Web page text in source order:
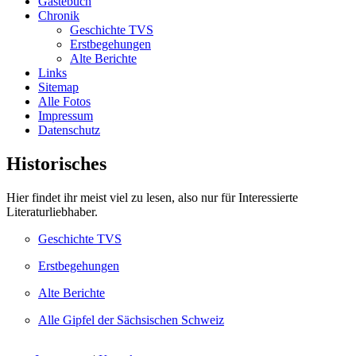
freuen.
Link zum Gästebuch
Aktivitäten
100 Jahre TVS 1914 – unser
100.Stiftungsfest
Bericht lesen
Ein paar Fotos von
Viel Spaß beim schauen...
Unser Gästebuch
Eintrag in unser Gästebuch
Link zum Gästebuch
Chronik
Geschichte TVS
Erstbegehungen
Alte Berichte
Links
Sitemap
Alle Fotos
Impressum
Datenschutz
Historisches
Hier findet ihr meist viel zu lesen, also nur für Interessierte
Literaturliebhaber.
Geschichte TVS
Erstbegehungen
Alte Berichte
Alle Gipfel der Sächsischen Schweiz